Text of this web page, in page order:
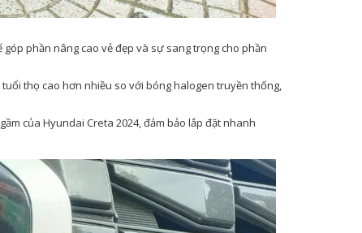
góp phần nâng cao vẻ đẹp và sự sang trọng cho phần
thọ cao hơn nhiều so với bóng halogen truyền thống,
của Hyundai Creta 2024, đảm bảo lắp đặt nhanh